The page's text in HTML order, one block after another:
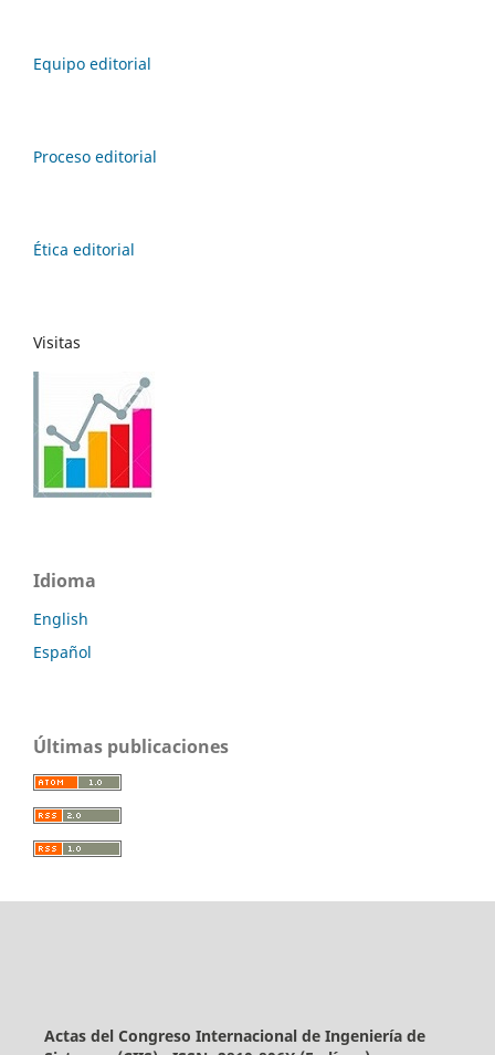
Equipo editorial
Proceso editorial
Ética editorial
Visitas
Idioma
English
Español
Últimas publicaciones
Actas del Congreso Internacional de Ingeniería de